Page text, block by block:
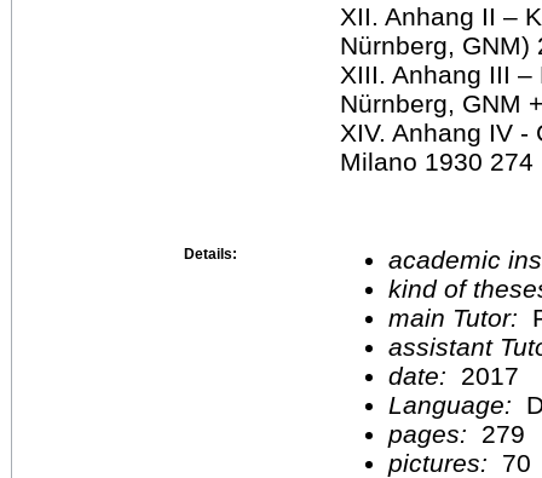
XII. Anhang II –
Nürnberg, GNM)
XIII. Anhang III
Nürnberg, GNM
XIV. Anhang IV -
Milano 1930 274
Details:
academic
kind of
main Tutor:
assistant
date:
2017
Language:
pages:
279
pictures:
70